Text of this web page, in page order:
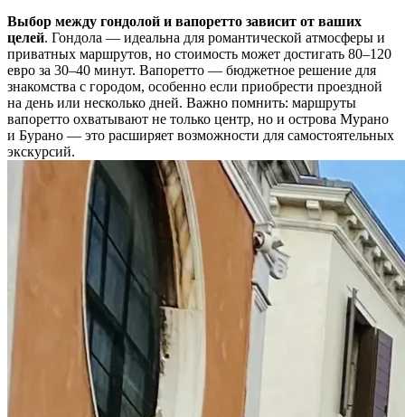
Выбор между гондолой и вапоретто зависит от ваших
целей. Гондола — идеальна для романтической атмосферы и
приватных маршрутов, но стоимость может достигать 80–120
евро за 30–40 минут. Вапоретто — бюджетное решение для
знакомства с городом, особенно если приобрести проездной
на день или несколько дней. Важно помнить: маршруты
вапоретто охватывают не только центр, но и острова Мурано
и Бурано — это расширяет возможности для самостоятельных
экскурсий.